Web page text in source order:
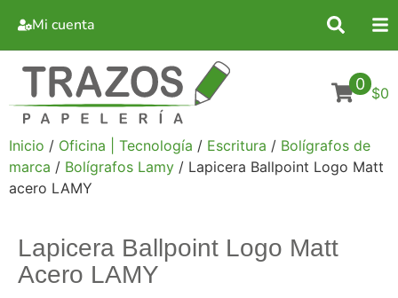
Mi cuenta
0 $0
Inicio / Oficina | Tecnología / Escritura / Bolígrafos de
marca / Bolígrafos Lamy / Lapicera Ballpoint Logo Matt
acero LAMY
Lapicera Ballpoint Logo Matt
Acero LAMY